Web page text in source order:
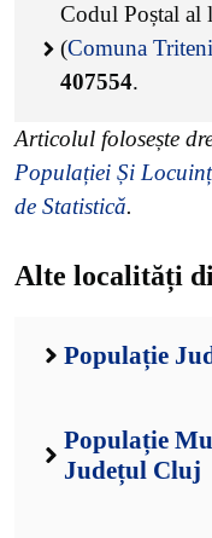
Codul Poștal al
(Comuna
407554.
Articolul folosește
Populației Și
de Statistică.
Alte localități
Populație
Populație
Județul Cluj